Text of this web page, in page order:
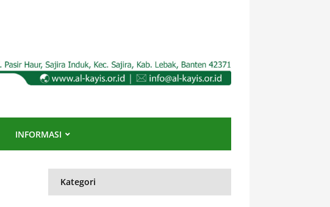
INFORMASI
Kategori